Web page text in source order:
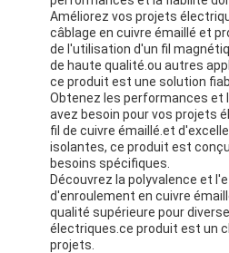
À propos de nous
Visite de l'usine
Contrôle de qualité
Nous contacter
Nouvelles
Les affaires
Améliorez vos projets
câblage en cuivre émaillé et
de l'utilisation d'un fil
de haute qualité.ou autres
ce produit est une solution
Obtenez les performances et
avez besoin pour vos projets
fil de cuivre émaillé.et
isolantes, ce produit est
besoins spécifiques.
Découvrez la polyvalence et
d'enroulement en cuivre
qualité supérieure pour
électriques.ce produit est un
projets.